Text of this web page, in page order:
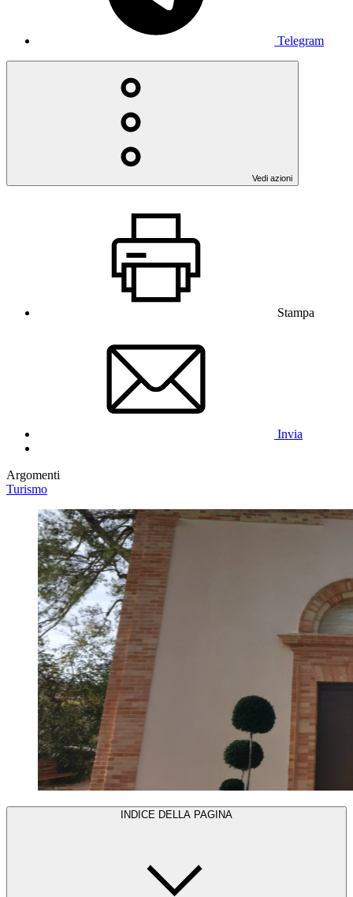
Telegram
Vedi azioni
Stampa
Invia
Argomenti
Turismo
INDICE DELLA PAGINA